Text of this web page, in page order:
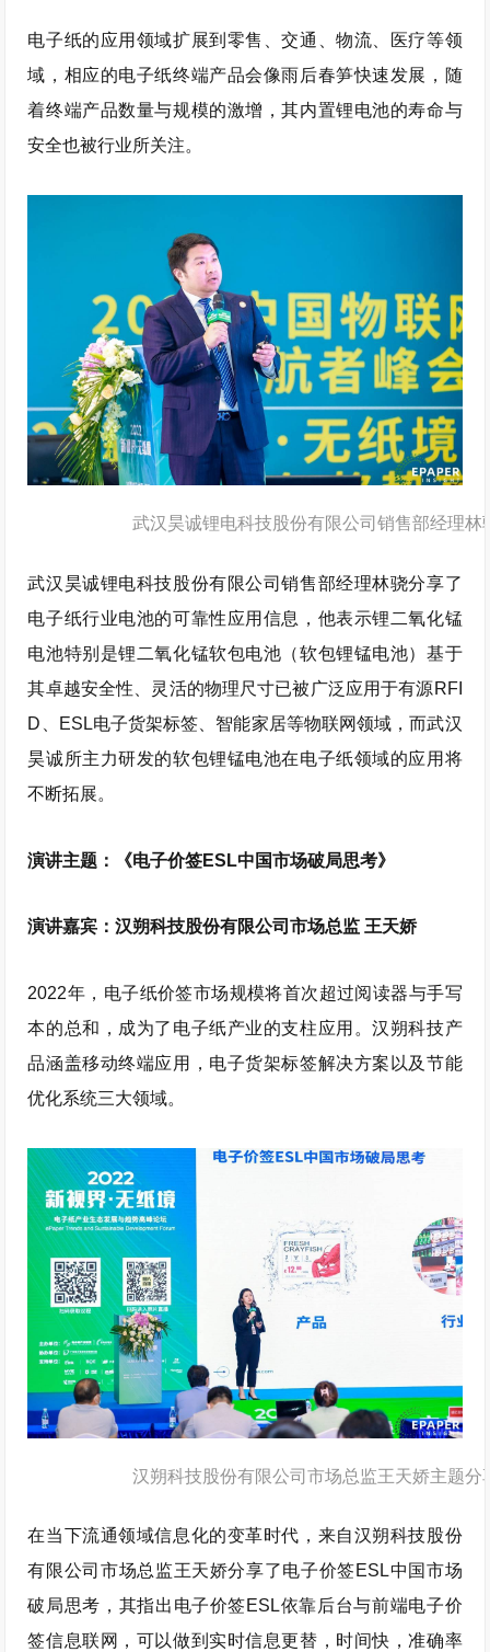
电子纸的应用领域扩展到零售、交通、物流、医疗等领
域，相应的电子纸终端产品会像雨后春笋快速发展，随
着终端产品数量与规模的激增，其内置锂电池的寿命与
安全也被行业所关注。
武汉昊诚锂电科技股份有限公司销售部经理林
武汉昊诚锂电科技股份有限公司销售部经理林骁分享了
电子纸行业电池的可靠性应用信息，他表示锂二氧化锰
电池特别是锂二氧化锰软包电池（软包锂锰电池）基于
其卓越安全性、灵活的物理尺寸已被广泛应用于有源RFI
D、ESL电子货架标签、智能家居等物联网领域，而武汉
昊诚所主力研发的软包锂锰电池在电子纸领域的应用将
不断拓展。
演讲主题：《电子价签ESL中国市场破局思考》
演讲嘉宾：汉朔科技股份有限公司市场总监 王天娇
2022年，电子纸价签市场规模将首次超过阅读器与手写
本的总和，成为了电子纸产业的支柱应用。汉朔科技产
品涵盖移动终端应用，电子货架标签解决方案以及节能
优化系统三大领域。
汉朔科技股份有限公司市场总监王天娇主题分
在当下流通领域信息化的变革时代，来自汉朔科技股份
有限公司市场总监王天娇分享了电子价签ESL中国市场
破局思考，其指出电子价签ESL依靠后台与前端电子价
签信息联网，可以做到实时信息更替，时间快，准确率